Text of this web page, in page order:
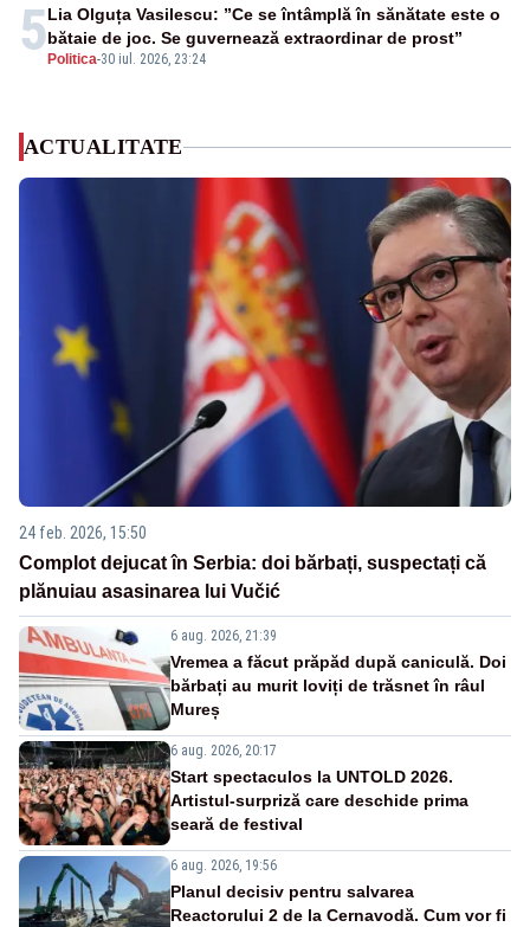
5 Politica-30 iul. 2026, 23:24
Lia Olguța Vasilescu: ”Ce se întâmplă în sănătate este o
bătaie de joc. Se guvernează extraordinar de prost”
ACTUALITATE
24 feb. 2026, 15:50
Complot dejucat în Serbia: doi bărbați, suspectați că
plănuiau asasinarea lui Vučić
6 aug. 2026, 21:39
Vremea a făcut prăpăd după caniculă. Doi
bărbați au murit loviți de trăsnet în râul
Mureș
6 aug. 2026, 20:17
Start spectaculos la UNTOLD 2026.
Artistul-surpriză care deschide prima
seară de festival
6 aug. 2026, 19:56
Planul decisiv pentru salvarea
Reactorului 2 de la Cernavodă. Cum vor fi